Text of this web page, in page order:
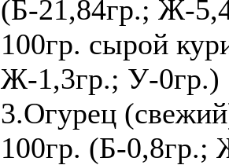
(Б-21,84гр.; Ж-
100гр. сырой
Ж-1,3гр.; У-0гр.)
3.Огурец
100гр. (Б-